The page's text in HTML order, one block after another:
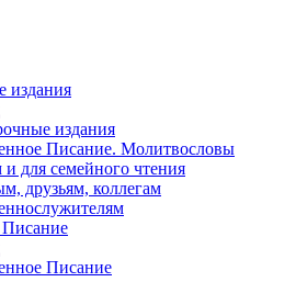
издания
издания
Писание. Молитвословы
и для семейного чтения
друзьям, коллегам
Писание